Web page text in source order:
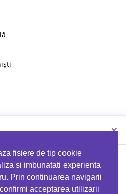
fisiere de tip cookie
si imbunatati experienta
Prin continuarea navigarii
acceptarea utilizarii
×